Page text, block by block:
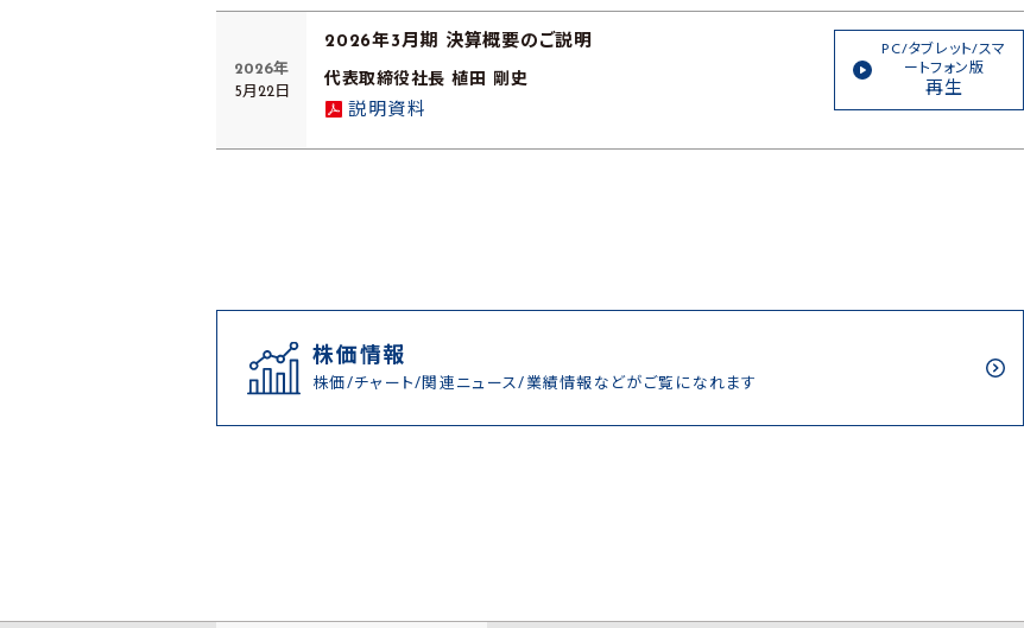
2026年
5月22日
2026年3月期 決算概要のご説明
代表取締役社長 植田 剛史
説明資料
PC/タブレット/スマ
ートフォン版
再生
株価情報
株価/チャート/関連ニュース/業績情報などがご覧になれます